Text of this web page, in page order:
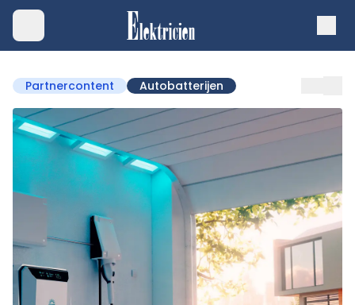
Partnercontent Autobatterijen